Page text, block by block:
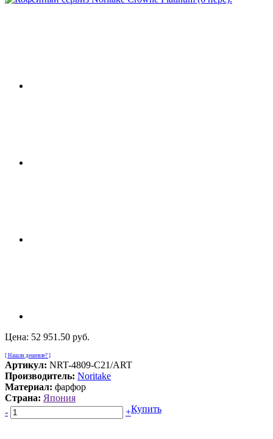
Цена: 52 951.50 руб.
[ Нашли дешевле? ]
Артикул: NRT-4809-C21/ART
Производитель: Noritake
Материал: фарфор
Страна: Япония
-
+Купить